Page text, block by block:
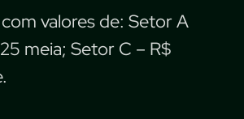
valores de: Setor A
meia; Setor C – R$